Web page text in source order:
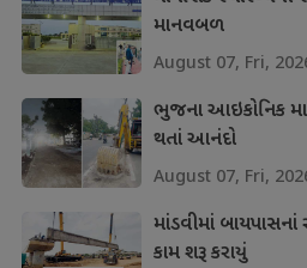
માનવબળ
August 07, Fri,
ભુજના આઇકોનિક
થતાં આનંદો
August 07, Fri,
માંડવીમાં
કામ શરૂ કરાયું